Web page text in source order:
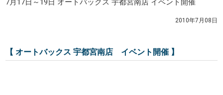
7月17日～19日 オートバックス 宇都宮南店 イベント開催
2010年7月08日
【 オートバックス 宇都宮南店 イベント開催 】